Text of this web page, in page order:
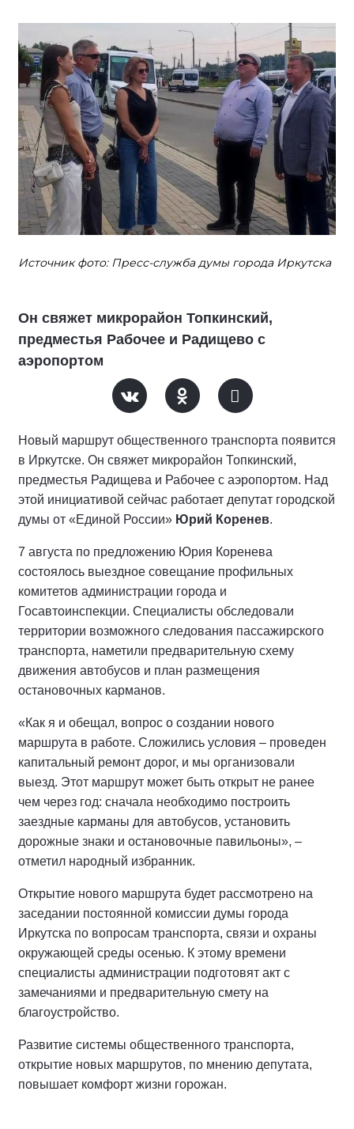
Источник фото: Пресс-служба думы города Иркутска
Он свяжет микрорайон Топкинский,
предместья Рабочее и Радищево с
аэропортом
Новый маршрут общественного транспорта появится
в Иркутске. Он свяжет микрорайон Топкинский,
предместья Радищева и Рабочее с аэропортом. Над
этой инициативой сейчас работает депутат городской
думы от «Единой России» Юрий Коренев.
7 августа по предложению Юрия Коренева
состоялось выездное совещание профильных
комитетов администрации города и
Госавтоинспекции. Специалисты обследовали
территории возможного следования пассажирского
транспорта, наметили предварительную схему
движения автобусов и план размещения
остановочных карманов.
«Как я и обещал, вопрос о создании нового
маршрута в работе. Сложились условия – проведен
капитальный ремонт дорог, и мы организовали
выезд. Этот маршрут может быть открыт не ранее
чем через год: сначала необходимо построить
заездные карманы для автобусов, установить
дорожные знаки и остановочные павильоны», –
отметил народный избранник.
Открытие нового маршрута будет рассмотрено на
заседании постоянной комиссии думы города
Иркутска по вопросам транспорта, связи и охраны
окружающей среды осенью. К этому времени
специалисты администрации подготовят акт с
замечаниями и предварительную смету на
благоустройство.
Развитие системы общественного транспорта,
открытие новых маршрутов, по мнению депутата,
повышает комфорт жизни горожан.